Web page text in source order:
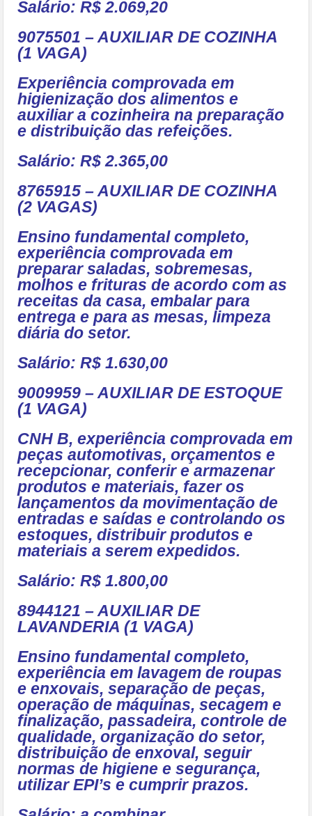
Salário: R$ 2.069,20
9075501 – AUXILIAR DE COZINHA
(1 VAGA)
Experiência comprovada em
higienização dos alimentos e
auxiliar a cozinheira na preparação
e distribuição das refeições.
Salário: R$ 2.365,00
8765915 – AUXILIAR DE COZINHA
(2 VAGAS)
Ensino fundamental completo,
experiência comprovada em
preparar saladas, sobremesas,
molhos e frituras de acordo com as
receitas da casa, embalar para
entrega e para as mesas, limpeza
diária do setor.
Salário: R$ 1.630,00
9009959 – AUXILIAR DE ESTOQUE
(1 VAGA)
CNH B, experiência comprovada em
peças automotivas, orçamentos e
recepcionar, conferir e armazenar
produtos e materiais, fazer os
lançamentos da movimentação de
entradas e saídas e controlando os
estoques, distribuir produtos e
materiais a serem expedidos.
Salário: R$ 1.800,00
8944121 – AUXILIAR DE
LAVANDERIA (1 VAGA)
Ensino fundamental completo,
experiência em lavagem de roupas
e enxovais, separação de peças,
operação de máquinas, secagem e
finalização, passadeira, controle de
qualidade, organização do setor,
distribuição de enxoval, seguir
normas de higiene e segurança,
utilizar EPI’s e cumprir prazos.